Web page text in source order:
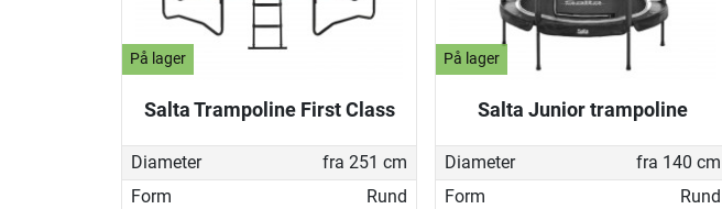
På lager
Salta Trampoline First Class
Diameter
fra 251 cm
Form
Rund
På lager
Salta Junior trampoline
Diameter
fra 140 cm
Form
Rund